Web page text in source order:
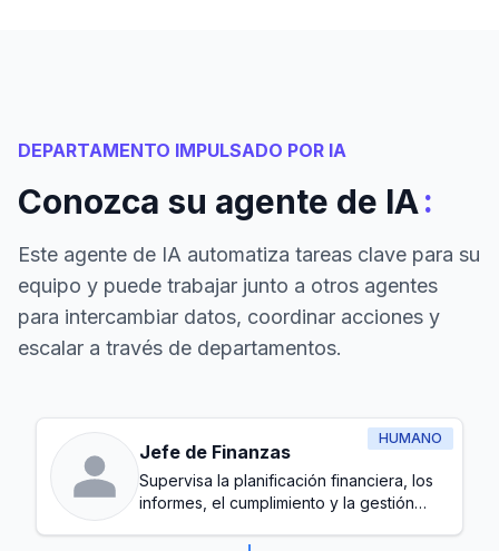
DEPARTAMENTO IMPULSADO POR IA
Conozca su agente de IA:
Este agente de IA automatiza tareas clave para su
equipo y puede trabajar junto a otros agentes
para intercambiar datos, coordinar acciones y
escalar a través de departamentos.
HUMANO
Jefe de Finanzas
Supervisa la planificación financiera, los
informes, el cumplimiento y la gestión